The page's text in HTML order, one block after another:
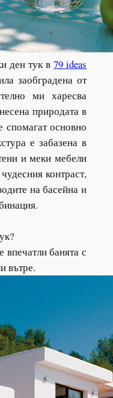
ден тук в79 ideas
заобградена от
ми харесва
природата в
спомагат основно
е забазена в
и меки мебели
контраст,
на басейна и
банята с
вътре.